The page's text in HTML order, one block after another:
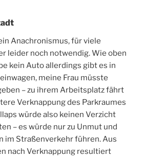
Anachronismus, für viele
leider noch notwendig. Wie oben
kein Auto allerdings gibt es in
meine Frau müsste
– zu ihrem Arbeitsplatz fährt
Verknappung des Parkraumes
würde also keinen Verzicht
– es würde nur zu Unmut und
im Straßenverkehr führen. Aus
nach Verknappung resultiert